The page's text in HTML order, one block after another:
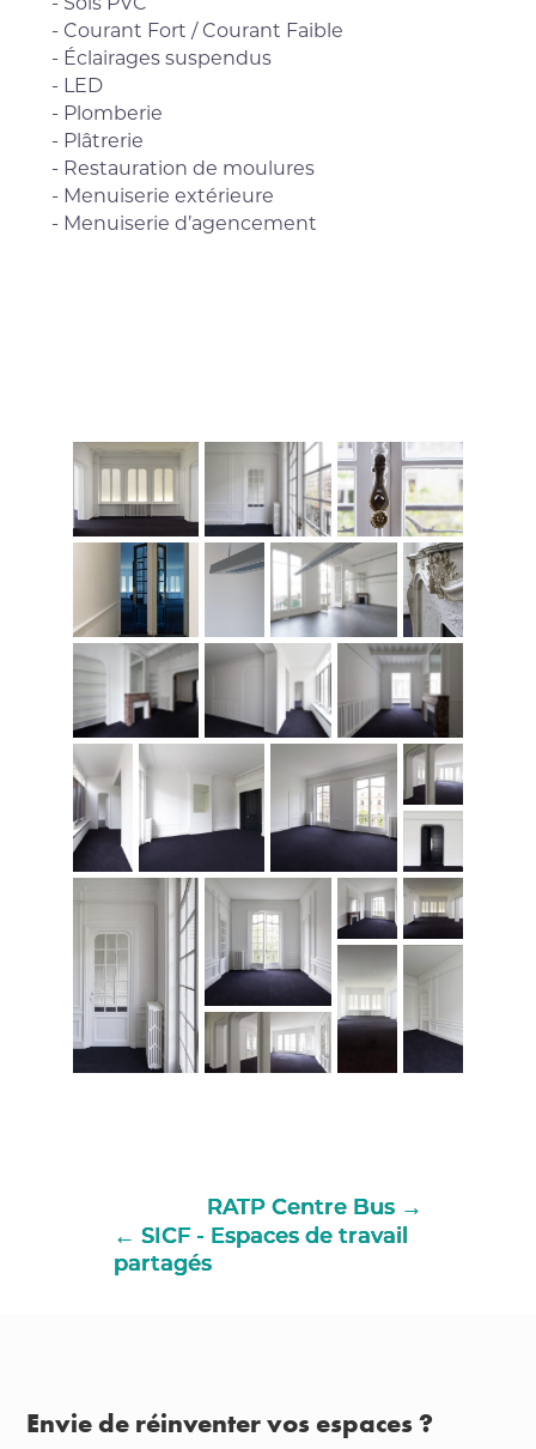
- Courant Fort / Courant Faible
- Éclairages suspendus
- LED
- Plomberie
- Plâtrerie
- Restauration de moulures
- Menuiserie extérieure
- Menuiserie d’agencement
RATP Centre Bus
SICF - Espaces de travail
partagés
Envie de réinventer vos espaces ?